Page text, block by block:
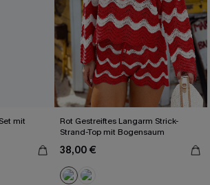
mit
Rot Gestreiftes Langarm Strick-
Strand-Top mit Bogensaum
38,00 €